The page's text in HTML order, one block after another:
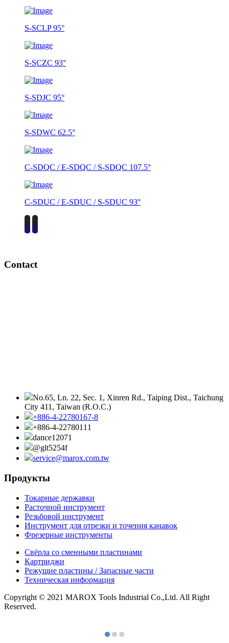
S-SCLP 95°
S-SCZC 93°
S-SDJC 95°
S-SDWC 62.5°
C-SDQC / E-SDQC / S-SDQC 107.5°
C-SDUC / E-SDUC / S-SDUC 93°
‹ ›
Contact
No.65, Ln. 22, Sec. 1, Xinren Rd., Taiping Dist., Taichung
City 411, Taiwan (R.O.C.)
+886-4-22780167-8
+886-4-22780111
dance12071
@glt5254f
service@marox.com.tw
Продукты
Токарные державки
Расточной инструмент
Резьбовой инструмент
Инструмент для отрезки и точения канавок
Фрезерные инструменты
Свёрла со сменными пластинами
Картриджи
Режущие пластины / Запасные части
Техническая информация
Copyright © 2021 MAROX Tools Industrial Co.,Ltd. All Right
Reserved.